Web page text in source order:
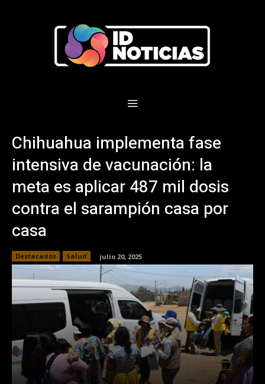
Chihuahua implementa fase
intensiva de vacunación: la
meta es aplicar 487 mil dosis
contra el sarampión casa por
casa
Destacados Salud julio 20, 2025